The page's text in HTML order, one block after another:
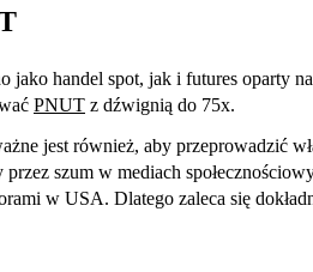
jako handel spot, jak i futures oparty
PNUT z dźwignią do 75x.
jest również, aby przeprowadzić
szum w mediach
w USA. Dlatego zaleca się